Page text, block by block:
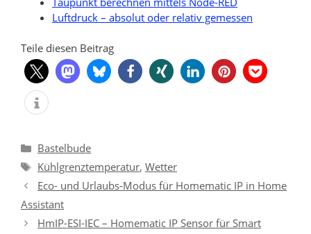
Luftdruck – absolut oder relativ gemessen
Teile diesen Beitrag
Kategorien
Bastelbude
Schlagwörter
Kühlgrenztemperatur, Wetter
Eco- und Urlaubs-Modus für Homematic IP in Home
Assistant
HmIP-ESI-IEC – Homematic IP Sensor für Smart